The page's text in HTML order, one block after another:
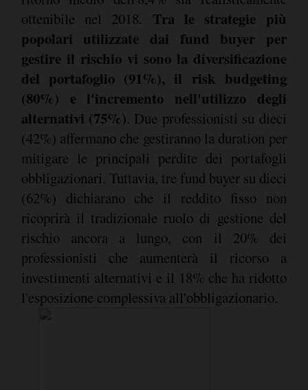
ottenibile nel 2018. Tra le strategie più
popolari utilizzate dai fund buyer per
gestire il rischio vi sono la diversificazione
del portafoglio (91%), il risk budgeting
(80%) e l'incremento nell'utilizzo degli
alternativi (75%). Due professionisti su dieci
(42%) affermano che gestiranno la duration per
mitigare le principali perdite dei portafogli
obbligazionari. Tuttavia, tre fund buyer su dieci
(62%) dichiarano che il reddito fisso non
ricoprirà il tradizionale ruolo di gestione del
rischio ancora a lungo, con il 20% dei
professionisti che aumenterà il ricorso a
investimenti alternativi e il 18% che ha ridotto
l'esposizione complessiva all'obbligazionario.